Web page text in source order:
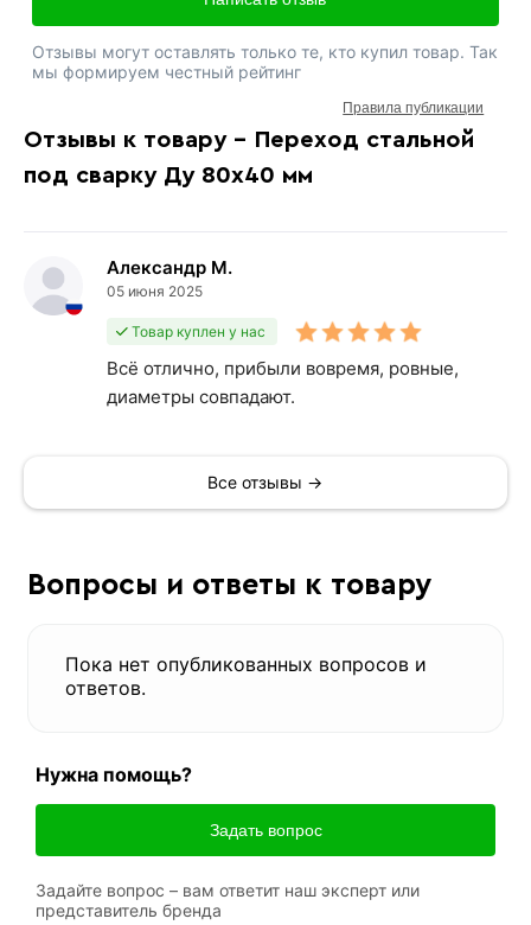
Отзывы к товару - Переход стальной
под сварку Ду 80х40 мм
Александр М.
05 июня 2025
Товар куплен у нас
Всё отлично, прибыли вовремя, ровные,
диаметры совпадают.
Все отзывы →
Отзывы могут оставлять только те, кто купил товар. Так
мы формируем честный рейтинг
Правила публикации
Вопросы и ответы к товару
Пока нет опубликованных вопросов и
ответов.
Нужна помощь?
Задать вопрос
Задайте вопрос – вам ответит наш эксперт или
представитель бренда